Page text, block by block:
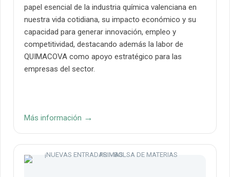
papel esencial de la industria química valenciana en
nuestra vida cotidiana, su impacto económico y su
capacidad para generar innovación, empleo y
competitividad, destacando además la labor de
QUIMACOVA como apoyo estratégico para las
empresas del sector.
Más información →